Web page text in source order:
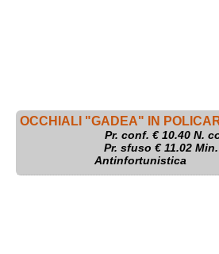
OCCHIALI "GADEA" IN
Pr. conf. €10.40N.
Pr. sfuso € 11.02
Antinfortunistica